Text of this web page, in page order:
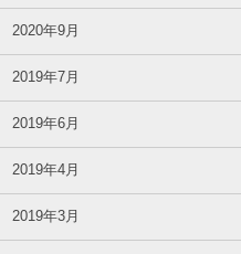
2020年9月
2019年7月
2019年6月
2019年4月
2019年3月